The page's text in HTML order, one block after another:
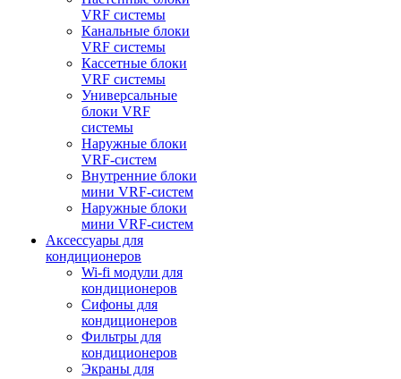
VRF системы
Канальные блоки
VRF системы
Кассетные блоки
VRF системы
Универсальные
блоки VRF
системы
Наружные блоки
VRF-систем
Внутренние блоки
мини VRF-систем
Наружные блоки
мини VRF-систем
Аксессуары для
кондиционеров
Wi-fi модули для
кондиционеров
Сифоны для
кондиционеров
Фильтры для
кондиционеров
Экраны для